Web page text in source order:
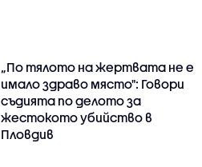
„По тялото на жертвата не е
имало здраво място": Говори
съдията по делото за
жестокото убийство в
Пловдив